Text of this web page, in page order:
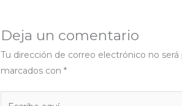
Deja un comentario
Tu dirección de correo electrónico no será
marcados con*